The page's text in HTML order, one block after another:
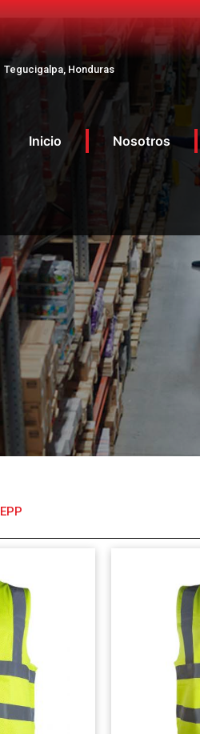
Tegucigalpa, Honduras
Inicio Nosotros
EPP